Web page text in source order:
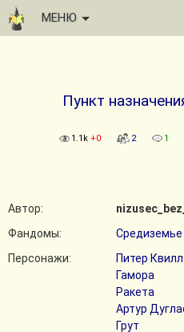
МЕНЮ
Пункт
1.1k +0 2 1
Автор:
Фандомы:
Средиземье
Персонажи:
Питер
Гамора
Ракета
Артур
Грут